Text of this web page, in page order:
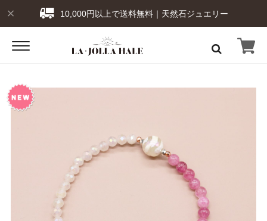
10,000円以上で送料無料｜天然石ジュエリー